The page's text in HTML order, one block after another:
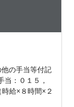
の手当等付記
：０１５，
給×８時間×２